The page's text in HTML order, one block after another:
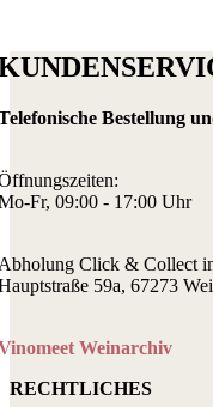
Bestellung
Fr, 09:00 - 17:00 Uhr
Click & Collect
59a, 67273
Weinarchiv
RECHTLICHES